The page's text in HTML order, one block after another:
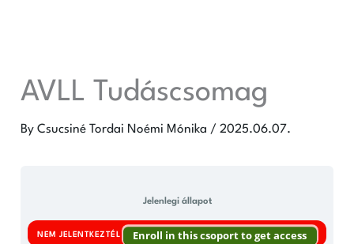
AVLL Tudáscsomag
ByCsucsiné Tordai Noémi Mónika /2025.06.07.
Jelenlegi állapot
NEM JELENTKEZTÉL Enroll in this csoport to get access